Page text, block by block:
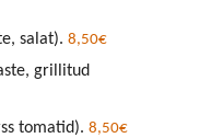
salat). 8,50€
grillitud
tomatid). 8,50€